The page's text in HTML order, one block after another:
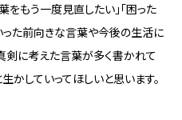
もう一度見直したい」「困った
った前向きな言葉や今後の生活に
剣に考えた言葉が多く書かれて
かしていってほしいと思います。